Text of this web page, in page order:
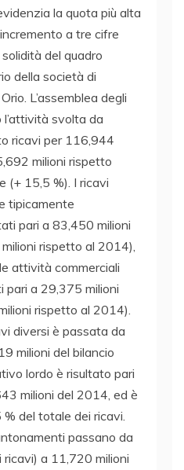
la quota più alta
a tre cifre
del quadro
della società di
L’assemblea degli
svolta da
ricavi per 116,944
milioni rispetto
(+ 15,5 %). I ricavi
tipicamente
pari a 83,450 milioni
rispetto al 2014),
attività commerciali
pari a 29,375 milioni
rispetto al 2014).
diversi è passata da
milioni del bilancio
lordo è risultato pari
milioni del 2014, ed è
del totale dei ricavi.
passano da
a 11,720 milioni